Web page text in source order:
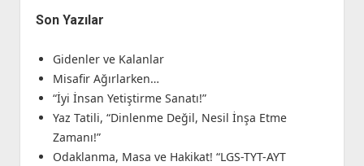
Son Yazılar
Gidenler ve Kalanlar
Misafir Ağırlarken…
“İyi İnsan Yetiştirme Sanatı!”
Yaz Tatili, “Dinlenme Değil, Nesil İnşa Etme
Zamanı!”
Odaklanma, Masa ve Hakikat! “LGS-TYT-AYT